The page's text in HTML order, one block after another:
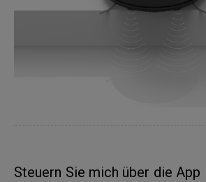
Steuern Sie mich über die App